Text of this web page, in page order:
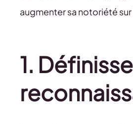
augmenter sa notoriété
1.